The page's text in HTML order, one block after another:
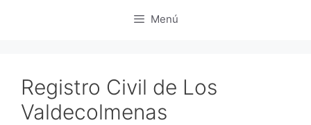
Menú
Registro Civil de Los
Valdecolmenas